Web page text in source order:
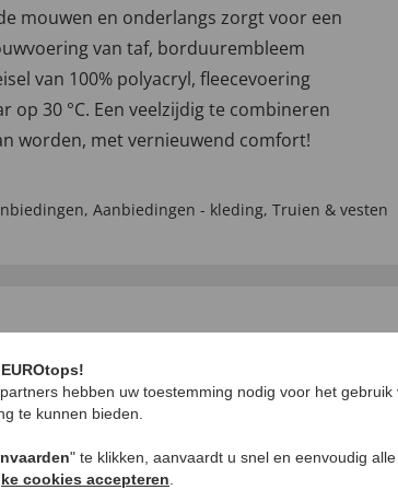
mouwen en onderlangs zorgt voor een
van taf, borduurembleem
van 100% polyacryl, fleecevoering
op 30 °C. Een veelzijdig te combineren
worden, met vernieuwend comfort!
, Aanbiedingen - kleding, Truien & vesten
KLANTEN ZEGGEN
hebben uw toestemming nodig voor het
te kunnen bieden.
" te klikken, aanvaardt u snel en eenvoudig
cookies accepteren